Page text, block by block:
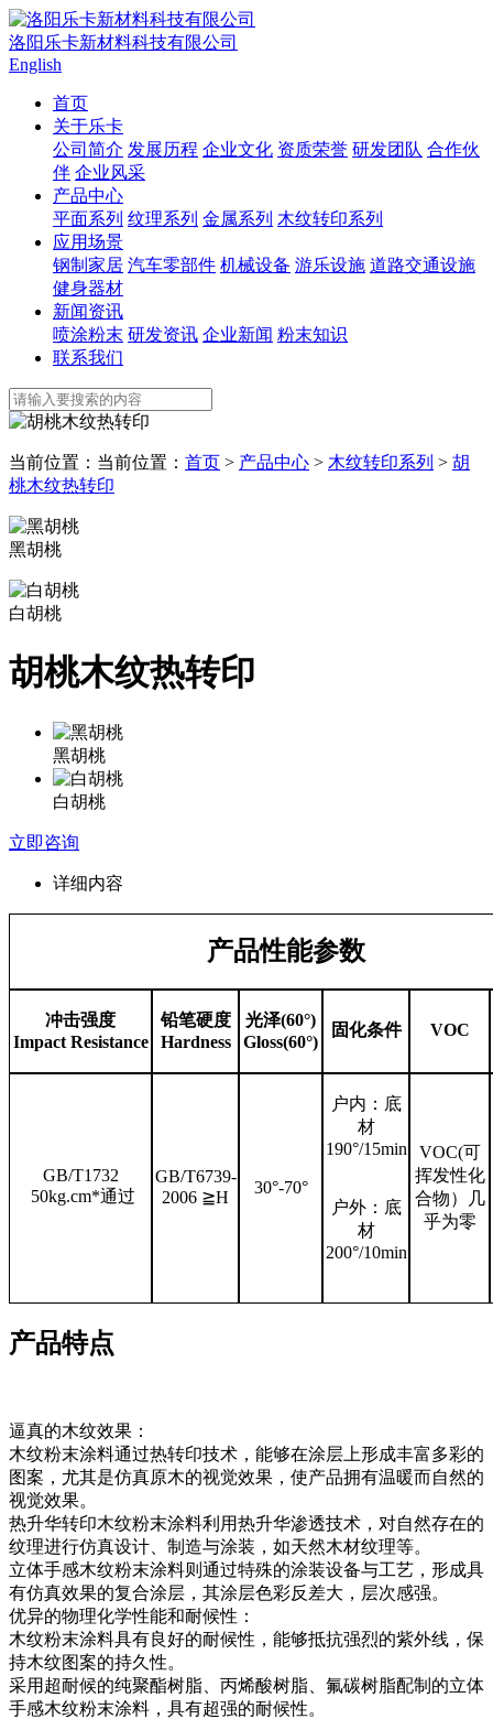
洛阳乐卡新材料科技有限公司
English
首页
关于乐卡
公司简介 发展历程 企业文化 资质荣誉 研发团队 合作伙
伴 企业风采
产品中心
平面系列 纹理系列 金属系列 木纹转印系列
应用场景
钢制家居 汽车零部件 机械设备 游乐设施 道路交通设施
健身器材
新闻资讯
喷涂粉末 研发资讯 企业新闻 粉末知识
联系我们
当前位置：当前位置： 首页 > 产品中心 > 木纹转印系列 > 胡
桃木纹热转印
黑胡桃
白胡桃
胡桃木纹热转印
黑胡桃
白胡桃
立即咨询
详细内容
产品性能参数
冲击强度
Impact Resistance
铅笔硬度
Hardness
光泽(60°)
Gloss(60°)
固化条件 VOC
GB/T1732
50kg.cm*通过
GB/T6739-
2006 ≧H
30°-70°
户内：底
材
190°/15min
户外：底
材
200°/10min
VOC(可
挥发性化
合物）几
乎为零
产品特点
逼真的木纹效果：
木纹粉末涂料通过热转印技术，能够在涂层上形成丰富多彩的
图案，尤其是仿真原木的视觉效果，使产品拥有温暖而自然的
视觉效果。
热升华转印木纹粉末涂料利用热升华渗透技术，对自然存在的
纹理进行仿真设计、制造与涂装，如天然木材纹理等。
立体手感木纹粉末涂料则通过特殊的涂装设备与工艺，形成具
有仿真效果的复合涂层，其涂层色彩反差大，层次感强。
优异的物理化学性能和耐候性：
木纹粉末涂料具有良好的耐候性，能够抵抗强烈的紫外线，保
持木纹图案的持久性。
采用超耐候的纯聚酯树脂、丙烯酸树脂、氟碳树脂配制的立体
手感木纹粉末涂料，具有超强的耐候性。